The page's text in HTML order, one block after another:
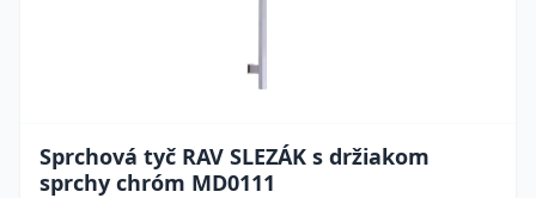
Sprchová tyč RAV SLEZÁK s držiakom
sprchy chróm MD0111